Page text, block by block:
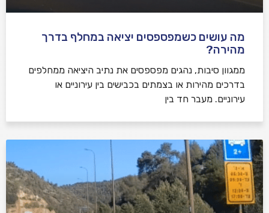
מה עושים כשמפספסים יציאה במחלף בדרך
מהירה?
ממגוון סיבות, נהגים מפספסים את נתיב היציאה ממחלפים
בדרכים מהירות או בצמתים בכבישים בין עירוניים או
עירוניים. מעבר חד בין